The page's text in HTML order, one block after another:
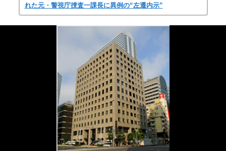
れた元・警視庁捜査一課長に異例の“左遷内示”